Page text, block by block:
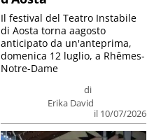
di
Erika David
il 10/07/2026
Il festival del Teatro Instabile
di Aosta torna aagosto
anticipato da un'anteprima,
domenica 12 luglio, a Rhêmes-
Notre-Dame